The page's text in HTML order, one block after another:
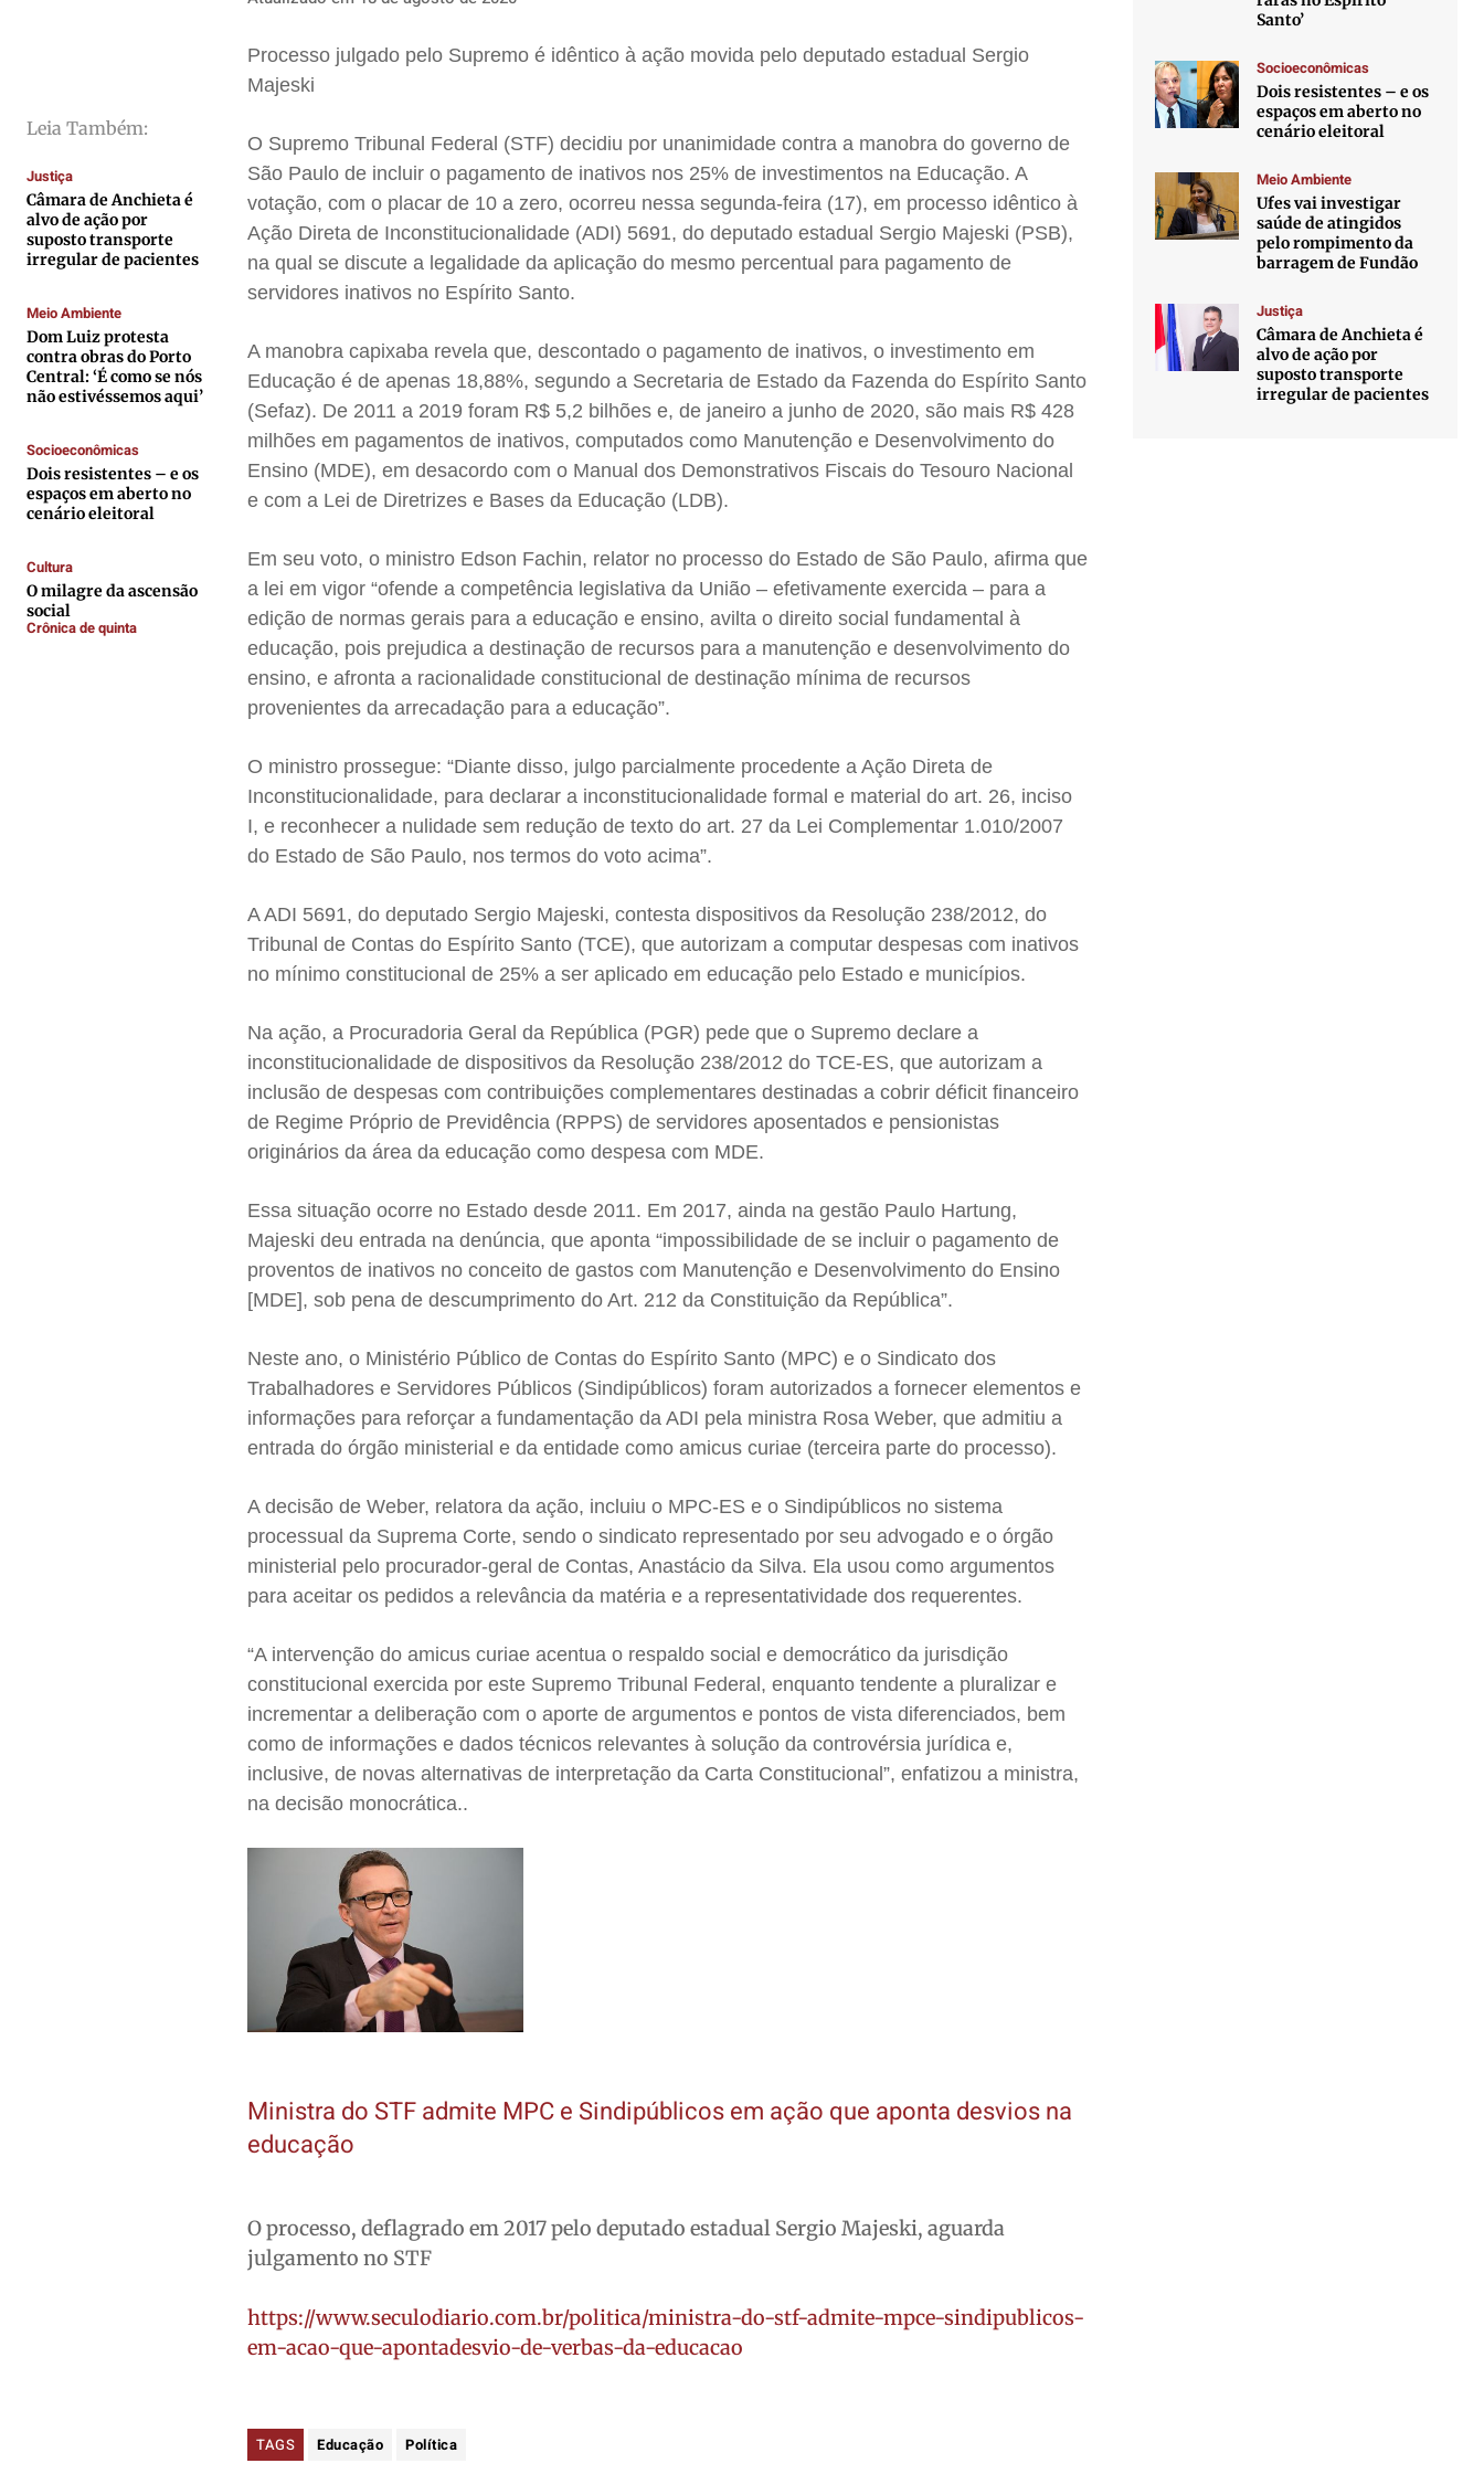
Caetano Roque
Gustavo Bastos
Jr Mignone (in memorian)
Publicidade Legal
Anuncie
Expediente
Anuncie
Termos de Uso
Caetano Roque
Gustavo Bastos
Jr Mignone (in memorian)
Publicidade Legal
Anuncie
Expediente
Anuncie
Termos de Uso
Caetano Roque
Gustavo Bastos
Jr Mignone (in memorian)
Publicidade Legal
Anuncie
Expediente
Anuncie
Termos de Uso
Caetano Roque
Gustavo Bastos
Jr Mignone (in memorian)
Publicidade Legal
Anuncie
Expediente
Anuncie
Termos de Uso
Leia Também:
Justiça
Câmara de Anchieta é
alvo de ação por
suposto transporte
irregular de pacientes
Meio Ambiente
Dom Luiz protesta
contra obras do Porto
Central: ‘É como se nós
não estivéssemos aqui’
Socioeconômicas
Dois resistentes – e os
espaços em aberto no
cenário eleitoral
Cultura
O milagre da ascensão
social
Crônica de quinta
Processo julgado pelo Supremo é idêntico à ação movida pelo deputado estadual Sergio
Majeski
O Supremo Tribunal Federal (STF) decidiu por unanimidade contra a manobra do governo de
São Paulo de incluir o pagamento de inativos nos 25% de investimentos na Educação. A
votação, com o placar de 10 a zero, ocorreu nessa segunda-feira (17), em processo idêntico à
Ação Direta de Inconstitucionalidade (ADI) 5691, do deputado estadual Sergio Majeski (PSB),
na qual se discute a legalidade da aplicação do mesmo percentual para pagamento de
servidores inativos no Espírito Santo.
A manobra capixaba revela que, descontado o pagamento de inativos, o investimento em
Educação é de apenas 18,88%, segundo a Secretaria de Estado da Fazenda do Espírito Santo
(Sefaz). De 2011 a 2019 foram R$ 5,2 bilhões e, de janeiro a junho de 2020, são mais R$ 428
milhões em pagamentos de inativos, computados como Manutenção e Desenvolvimento do
Ensino (MDE), em desacordo com o Manual dos Demonstrativos Fiscais do Tesouro Nacional
e com a Lei de Diretrizes e Bases da Educação (LDB).
Em seu voto, o ministro Edson Fachin, relator no processo do Estado de São Paulo, afirma que
a lei em vigor “ofende a competência legislativa da União – efetivamente exercida – para a
edição de normas gerais para a educação e ensino, avilta o direito social fundamental à
educação, pois prejudica a destinação de recursos para a manutenção e desenvolvimento do
ensino, e afronta a racionalidade constitucional de destinação mínima de recursos
provenientes da arrecadação para a educação”.
O ministro prossegue: “Diante disso, julgo parcialmente procedente a Ação Direta de
Inconstitucionalidade, para declarar a inconstitucionalidade formal e material do art. 26, inciso
I, e reconhecer a nulidade sem redução de texto do art. 27 da Lei Complementar 1.010/2007
do Estado de São Paulo, nos termos do voto acima”.
A ADI 5691, do deputado Sergio Majeski, contesta dispositivos da Resolução 238/2012, do
Tribunal de Contas do Espírito Santo (TCE), que autorizam a computar despesas com inativos
no mínimo constitucional de 25% a ser aplicado em educação pelo Estado e municípios.
Na ação, a Procuradoria Geral da República (PGR) pede que o Supremo declare a
inconstitucionalidade de dispositivos da Resolução 238/2012 do TCE-ES, que autorizam a
inclusão de despesas com contribuições complementares destinadas a cobrir déficit financeiro
de Regime Próprio de Previdência (RPPS) de servidores aposentados e pensionistas
originários da área da educação como despesa com MDE.
Essa situação ocorre no Estado desde 2011. Em 2017, ainda na gestão Paulo Hartung,
Majeski deu entrada na denúncia, que aponta “impossibilidade de se incluir o pagamento de
proventos de inativos no conceito de gastos com Manutenção e Desenvolvimento do Ensino
[MDE], sob pena de descumprimento do Art. 212 da Constituição da República”.
Neste ano, o Ministério Público de Contas do Espírito Santo (MPC) e o Sindicato dos
Trabalhadores e Servidores Públicos (Sindipúblicos) foram autorizados a fornecer elementos e
informações para reforçar a fundamentação da ADI pela ministra Rosa Weber, que admitiu a
entrada do órgão ministerial e da entidade como amicus curiae (terceira parte do processo).
A decisão de Weber, relatora da ação, incluiu o MPC-ES e o Sindipúblicos no sistema
processual da Suprema Corte, sendo o sindicato representado por seu advogado e o órgão
ministerial pelo procurador-geral de Contas, Anastácio da Silva. Ela usou como argumentos
para aceitar os pedidos a relevância da matéria e a representatividade dos requerentes.
“A intervenção do amicus curiae acentua o respaldo social e democrático da jurisdição
constitucional exercida por este Supremo Tribunal Federal, enquanto tendente a pluralizar e
incrementar a deliberação com o aporte de argumentos e pontos de vista diferenciados, bem
como de informações e dados técnicos relevantes à solução da controvérsia jurídica e,
inclusive, de novas alternativas de interpretação da Carta Constitucional”, enfatizou a ministra,
na decisão monocrática..
Ministra do STF admite MPC e Sindipúblicos em ação que aponta desvios na
educação
O processo, deflagrado em 2017 pelo deputado estadual Sergio Majeski, aguarda
julgamento no STF
https://www.seculodiario.com.br/politica/ministra-do-stf-admite-mpce-sindipublicos-
em-acao-que-apontadesvio-de-verbas-da-educacao
TAGS Educação Política
Santo’
Socioeconômicas
Dois resistentes – e os
espaços em aberto no
cenário eleitoral
Meio Ambiente
Ufes vai investigar
saúde de atingidos
pelo rompimento da
barragem de Fundão
Justiça
Câmara de Anchieta é
alvo de ação por
suposto transporte
irregular de pacientes